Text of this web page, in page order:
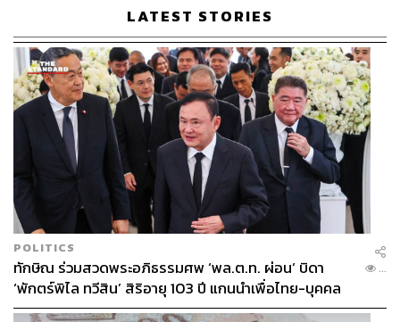
LATEST STORIES
POLITICS
ทักษิณ ร่วมสวดพระอภิธรรมศพ ‘พล.ต.ท. ผ่อน’ บิดา
‘พักตร์พิไล ทวีสิน’ สิริอายุ 103 ปี แกนนำเพื่อไทย-บุคคล
หลากวงการร่วมอาลัย
...